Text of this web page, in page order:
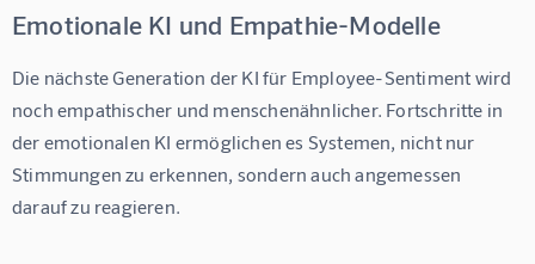
Emotionale KI und Empathie-Modelle
Die nächste Generation der KI für Employee-Sentiment wird
noch empathischer und menschenähnlicher. Fortschritte in
der emotionalen KI ermöglichen es Systemen, nicht nur
Stimmungen zu erkennen, sondern auch angemessen
darauf zu reagieren.